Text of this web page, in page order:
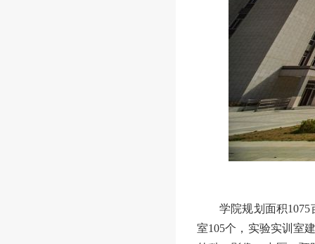
学院规划面积
室105个，实验实训室